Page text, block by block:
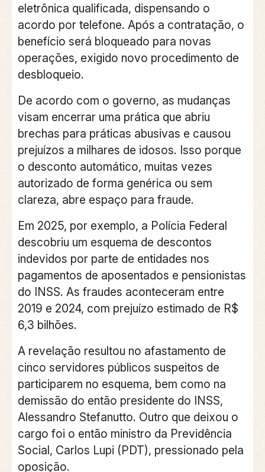
eletrônica qualificada, dispensando o
acordo por telefone. Após a contratação, o
benefício será bloqueado para novas
operações, exigido novo procedimento de
desbloqueio.
De acordo com o governo, as mudanças
visam encerrar uma prática que abriu
brechas para práticas abusivas e causou
prejuízos a milhares de idosos. Isso porque
o desconto automático, muitas vezes
autorizado de forma genérica ou sem
clareza, abre espaço para fraude.
Em 2025, por exemplo, a Polícia Federal
descobriu um esquema de descontos
indevidos por parte de entidades nos
pagamentos de aposentados e pensionistas
do INSS. As fraudes aconteceram entre
2019 e 2024, com prejuízo estimado de R$
6,3 bilhões.
A revelação resultou no afastamento de
cinco servidores públicos suspeitos de
participarem no esquema, bem como na
demissão do então presidente do INSS,
Alessandro Stefanutto. Outro que deixou o
cargo foi o então ministro da Previdência
Social, Carlos Lupi (PDT), pressionado pela
oposição.